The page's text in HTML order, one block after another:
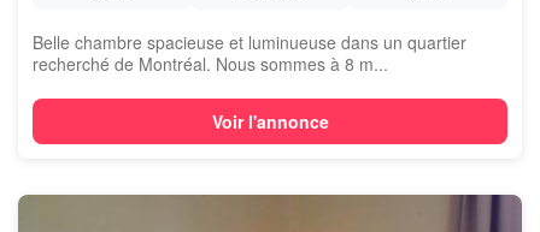
Belle chambre spacieuse et luminueuse dans un quartier
recherché de Montréal. Nous sommes à 8 m...
Voir l'annonce